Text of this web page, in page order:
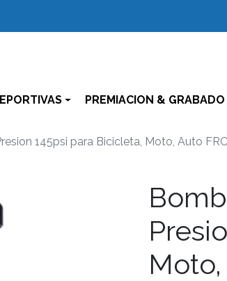
PREMIACION & GRABADO
145psi para Bicicleta, Moto, Auto FRC